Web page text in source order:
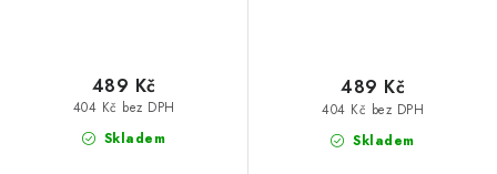
Skladem
404 Kč bez DPH
489 Kč
Skladem
404 Kč bez DPH
489 Kč